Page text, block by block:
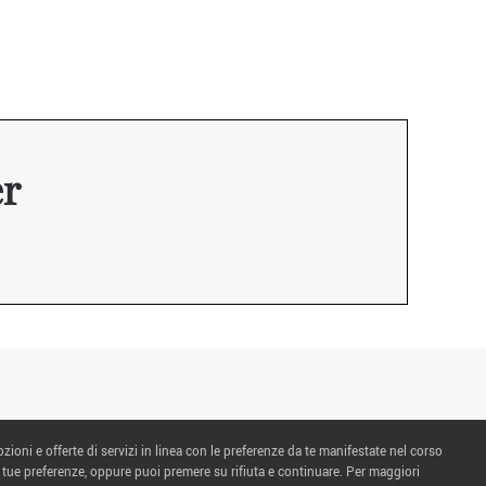
e offerte di servizi in linea con le preferenze da te manifestate nel corso
preferenze, oppure puoi premere su rifiuta e continuare. Per maggiori